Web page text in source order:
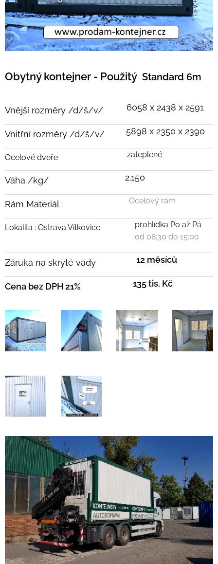
Obytný kontejner - Použitý Standard 6m
Vnější rozměry /d/š/v/ 6058 x 2438 x 2591
Vnitřní rozměry /d/š/v/ 5898 x 2350 x 2390
Ocelové dveře zateplené
Váha /kg/ 2.150
Rám Materiál : Ocelový rám
Lokalita : Ostrava Vítkovice
prohlídka Po až Pá
od 08:30 do 15:00
Záruka na skryté vady 12 měsíců
Cena bez DPH 21% 135 tis. Kč